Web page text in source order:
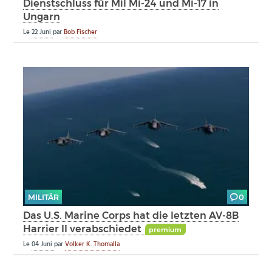
Dienstschluss für Mil Mi-24 und Mi-17 in
Ungarn
Le22 JuniparBob Fischer
MILITÄR 0
Das U.S. Marine Corps hat die letzten AV-8B
Harrier II verabschiedet
premium
Le04 JuniparVolker K. Thomalla